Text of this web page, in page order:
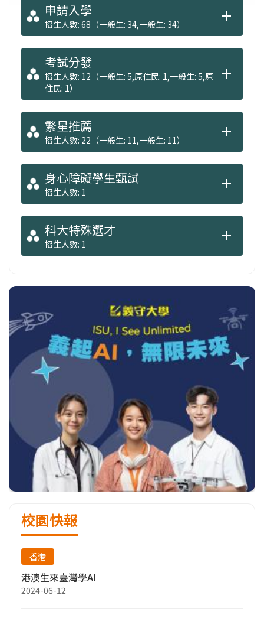
申請入學
招生人數: 68（一般生: 34,一般生: 34）
考試分發
招生人數: 12（一般生: 5,原住民: 1,一般生: 5,原
住民: 1）
繁星推薦
招生人數: 22（一般生: 11,一般生: 11）
身心障礙學生甄試
招生人數: 1
科大特殊選才
招生人數: 1
校園快報
香港
港澳生來臺灣學AI
2024-06-12